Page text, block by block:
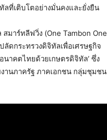
ลที่เติบโตอย่างมั่นคงและยั่งยืน
มาร์ทลีฟวิ่ง (One Tambon One
ดกระทรวงดิจิทัลเพื่อเศรษฐกิจ
นาคตไทยด้วยเกษตรดิจิทัล’ ซึ่ง
านภาครัฐ ภาคเอกชน กลุ่มชุมชน